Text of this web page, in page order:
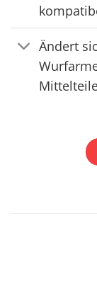
Ändert